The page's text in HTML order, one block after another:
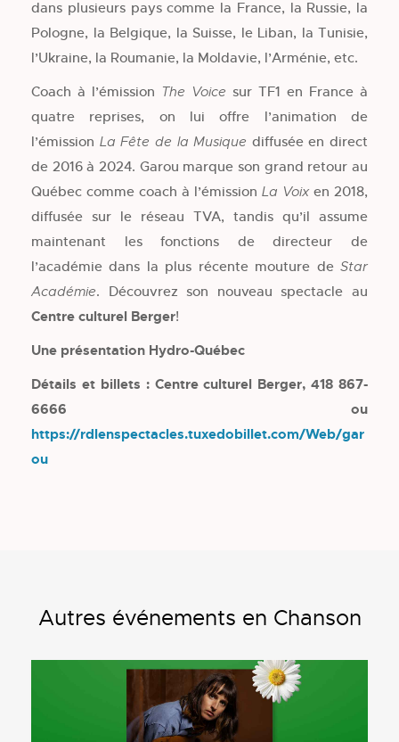
dans plusieurs pays comme la France, la Russie, la
Pologne, la Belgique, la Suisse, le Liban, la Tunisie,
l’Ukraine, la Roumanie, la Moldavie, l’Arménie, etc.
Coach à l’émission The Voice sur TF1 en France à
quatre reprises, on lui offre l’animation de
l’émission La Fête de la Musique diffusée en direct
de 2016 à 2024. Garou marque son grand retour au
Québec comme coach à l’émission La Voix en 2018,
diffusée sur le réseau TVA, tandis qu’il assume
maintenant les fonctions de directeur de
l’académie dans la plus récente mouture de Star
Académie. Découvrez son nouveau spectacle au
Centre culturel Berger!
Une présentation Hydro-Québec
Détails et billets : Centre culturel Berger, 418 867-
6666 ou
https://rdlenspectacles.tuxedobillet.com/Web/gar
ou
Autres événements en Chanson